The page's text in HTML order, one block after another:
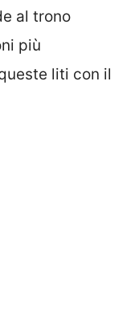
al trono
più
liti con il